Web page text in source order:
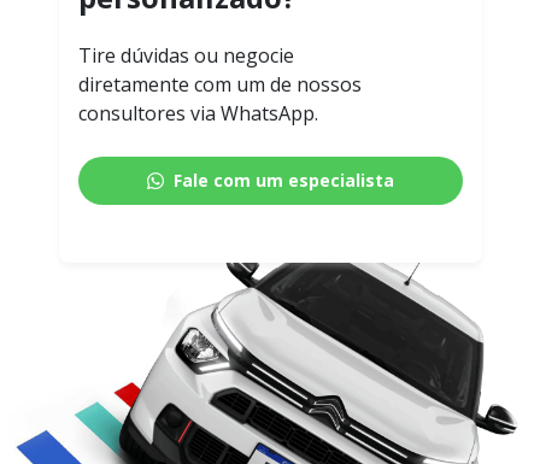
Tire dúvidas ou negocie
diretamente com um de nossos
consultores via WhatsApp.
Fale com um especialista